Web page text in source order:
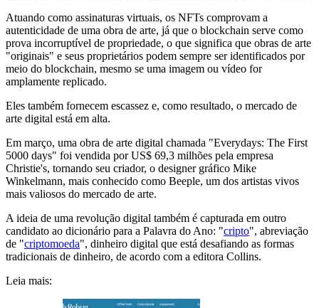
Atuando como assinaturas virtuais, os NFTs comprovam a
autenticidade de uma obra de arte, já que o blockchain serve como
prova incorruptível de propriedade, o que significa que obras de arte
"originais" e seus proprietários podem sempre ser identificados por
meio do blockchain, mesmo se uma imagem ou vídeo for
amplamente replicado.
Eles também fornecem escassez e, como resultado, o mercado de
arte digital está em alta.
Em março, uma obra de arte digital chamada "Everydays: The First
5000 days" foi vendida por US$ 69,3 milhões pela empresa
Christie's, tornando seu criador, o designer gráfico Mike
Winkelmann, mais conhecido como Beeple, um dos artistas vivos
mais valiosos do mercado de arte.
A ideia de uma revolução digital também é capturada em outro
candidato ao dicionário para a Palavra do Ano: "cripto", abreviação
de "criptomoeda", dinheiro digital que está desafiando as formas
tradicionais de dinheiro, de acordo com a editora Collins.
Leia mais: